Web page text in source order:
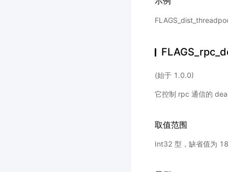
(始于 1.0.0)
它控制 rpc 通信的
取值范围
Int32 型，缺省值为